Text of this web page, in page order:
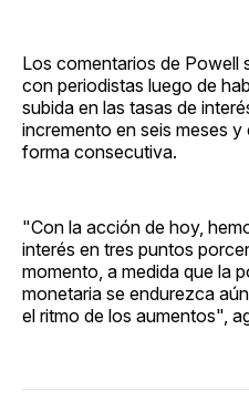
Los comentarios de Powell
con periodistas luego de
subida en las tasas de
incremento en seis meses
forma consecutiva.
"Con la acción de hoy,
interés en tres puntos
momento, a medida que la
monetaria se endurezca
el ritmo de los aumentos",